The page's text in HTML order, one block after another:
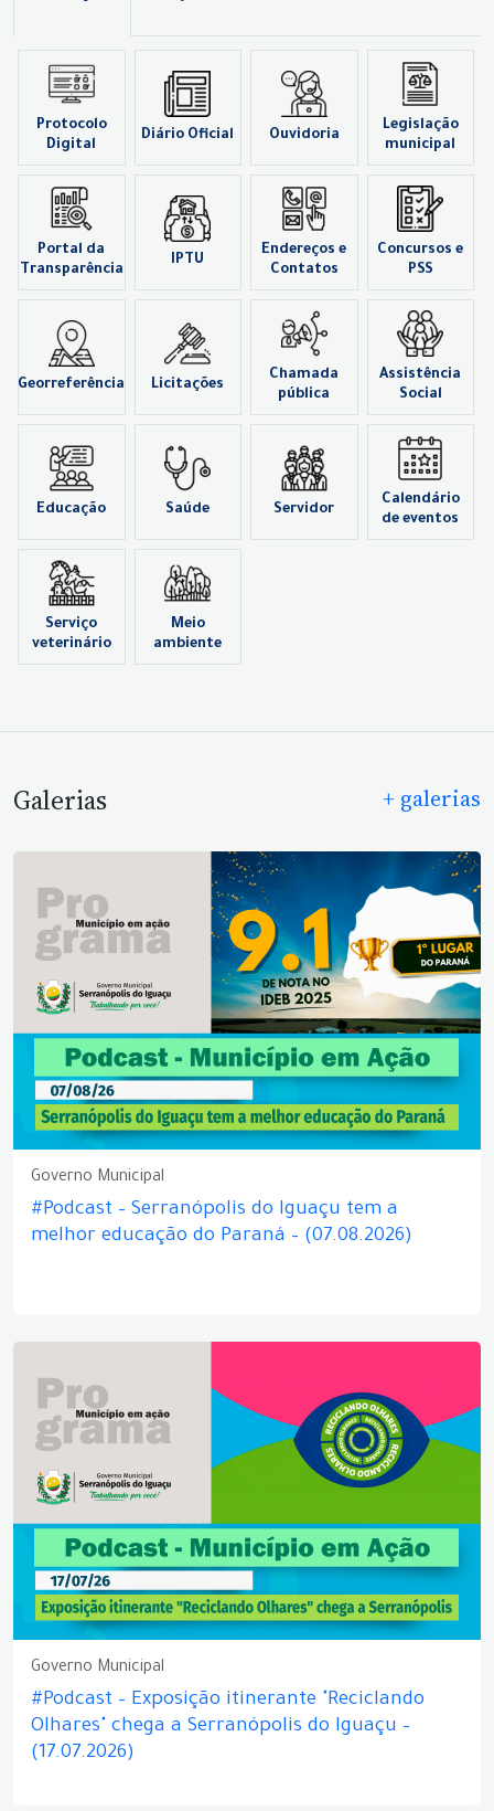
Protocolo
Digital
Diário Oficial Ouvidoria
Legislação
municipal
Portal da
Transparência
IPTU
Endereços e
Contatos
Concursos e
PSS
Georreferência Licitações
Chamada
pública
Assistência
Social
Educação Saúde Servidor
Calendário
de eventos
Serviço
veterinário
Meio
ambiente
Galerias + galerias
Governo Municipal
#Podcast – Serranópolis do Iguaçu tem a
melhor educação do Paraná – (07.08.2026)
Governo Municipal
#Podcast – Exposição itinerante "Reciclando
Olhares" chega a Serranópolis do Iguaçu –
(17.07.2026)